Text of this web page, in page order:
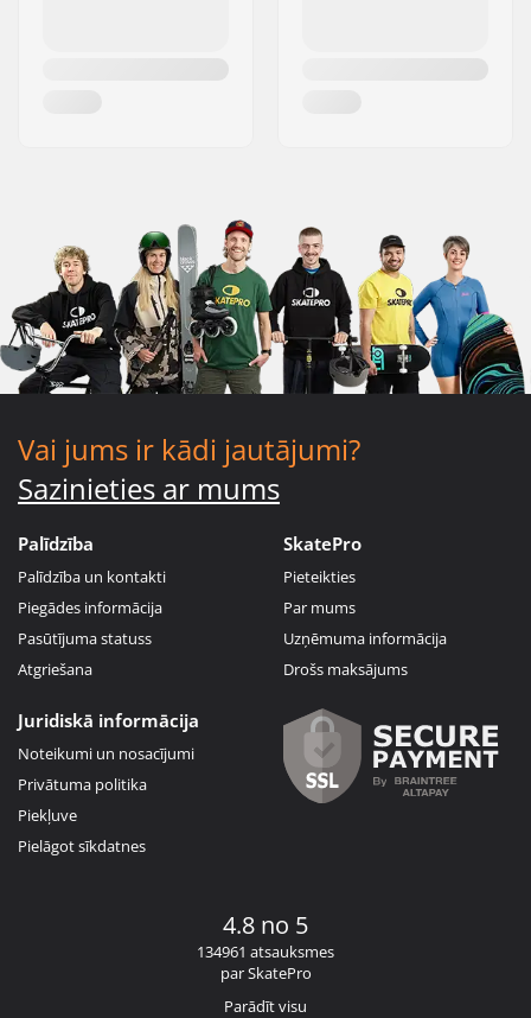
Vai jums ir kādi jautājumi?
Sazinieties ar mums
Palīdzība
Palīdzība un kontakti
Piegādes informācija
Pasūtījuma statuss
Atgriešana
SkatePro
Pieteikties
Par mums
Uzņēmuma informācija
Drošs maksājums
Juridiskā informācija
Noteikumi un nosacījumi
Privātuma politika
Piekļuve
Pielāgot sīkdatnes
4.8 no 5
134961 atsauksmes
par SkatePro
Parādīt visu